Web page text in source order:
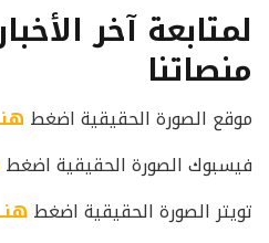
لمتابعة آخر
منصاتنا
موقع الصورة الحقيقية اضغط
فيسبوك الصورة الحقيقية اضغط
تويتر الصورة الحقيقية اضغط